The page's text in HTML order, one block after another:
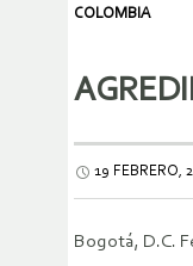
COLOMBIA
19 FEBRERO,
Bogotá, D.C.